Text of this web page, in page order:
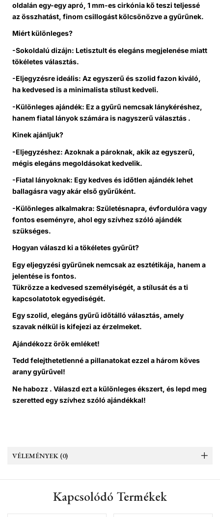
oldalán egy-egy apró, 1 mm-es cirkónia kő teszi teljessé
az összhatást, finom csillogást kölcsönözve a gyűrűnek.
Miért különleges?
-Sokoldalú dizájn: Letisztult és elegáns megjelenése miatt
tökéletes választás.
-Eljegyzésre ideális: Az egyszerű és szolid fazon kiváló,
ha kedvesed is a minimalista stílust kedveli.
-Különleges ajándék: Ez a gyűrű nemcsak lánykéréshez,
hanem fiatal lányok számára is nagyszerű választás .
Kinek ajánljuk?
-Eljegyzéshez: Azoknak a pároknak, akik az egyszerű,
mégis elegáns megoldásokat kedvelik.
-Fiatal lányoknak: Egy kedves és időtlen ajándék lehet
ballagásra vagy akár első gyűrűként.
-Különleges alkalmakra: Születésnapra, évfordulóra vagy
fontos eseményre, ahol egy szívhez szóló ajándék
szükséges.
Hogyan válaszd ki a tökéletes gyűrűt?
Egy eljegyzési gyűrűnek nemcsak az esztétikája, hanem a
jelentése is fontos.
Tükrözze a kedvesed személyiségét, a stílusát és a ti
kapcsolatotok egyediségét.
Egy szolid, elegáns gyűrű időtálló választás, amely
szavak nélkül is kifejezi az érzelmeket.
Ajándékozz örök emléket!
Tedd felejthetetlenné a pillanatokat ezzel a három köves
arany gyűrűvel!
Ne habozz . Válaszd ezt a különleges ékszert, és lepd meg
szeretted egy szívhez szóló ajándékkal!
VÉLEMÉNYEK (0)
Kapcsolódó Termékek